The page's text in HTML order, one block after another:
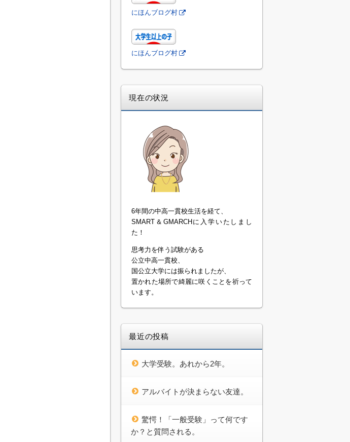
にほんブログ村
にほんブログ村
現在の状況
6年間の中高一貫校生活を経て、
SMART＆GMARCHに入学いたしまし
た！
思考力を伴う試験がある
公立中高一貫校、
国公立大学には振られましたが、
置かれた場所で綺麗に咲くことを祈って
います。
最近の投稿
大学受験。あれから2年。
アルバイトが決まらない友達。
驚愕！「一般受験」って何です
か？と質問される。